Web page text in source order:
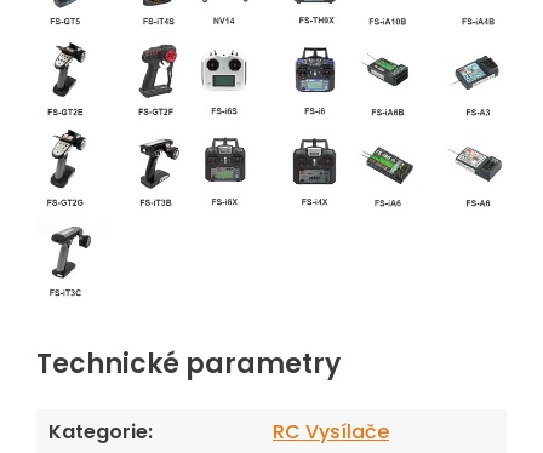
Technické parametry
Kategorie:
RC Vysílače